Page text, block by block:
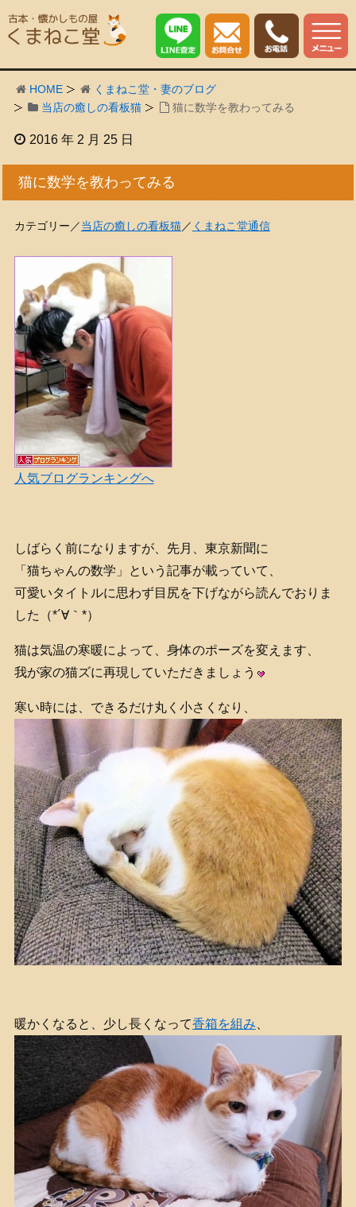
HOME
くまねこ堂・妻のブログ
当店の癒しの看板猫
猫に数学を教わってみる
2016 年 2 月 25 日
猫に数学を教わってみる
カテゴリー／当店の癒しの看板猫／ くまねこ堂通信
人気ブログランキングへ
しばらく前になりますが、先月、東京新聞に
「猫ちゃんの数学」という記事が載っていて、
可愛いタイトルに思わず目尻を下げながら読んでおりま
した（*´∀｀*）
猫は気温の寒暖によって、身体のポーズを変えます、
我が家の猫ズに再現していただきましょう
寒い時には、できるだけ丸く小さくなり、
暖かくなると、少し長くなって香箱を組み